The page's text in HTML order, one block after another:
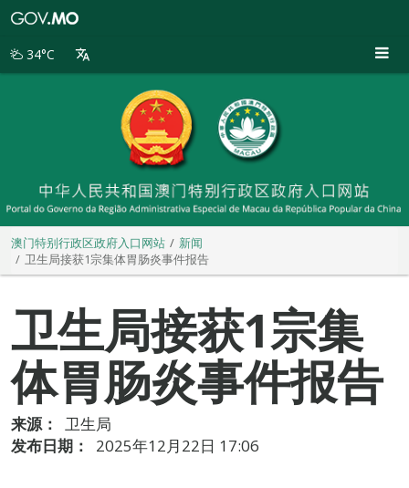
别
34°C
澳门特别行政区政府入口网站
新闻
卫生局接获1宗集体胃肠炎事件报告
卫生局接获1宗集
体胃肠炎事件报告
来源：
卫生局
发布日期：
2025年12月22日 17:06